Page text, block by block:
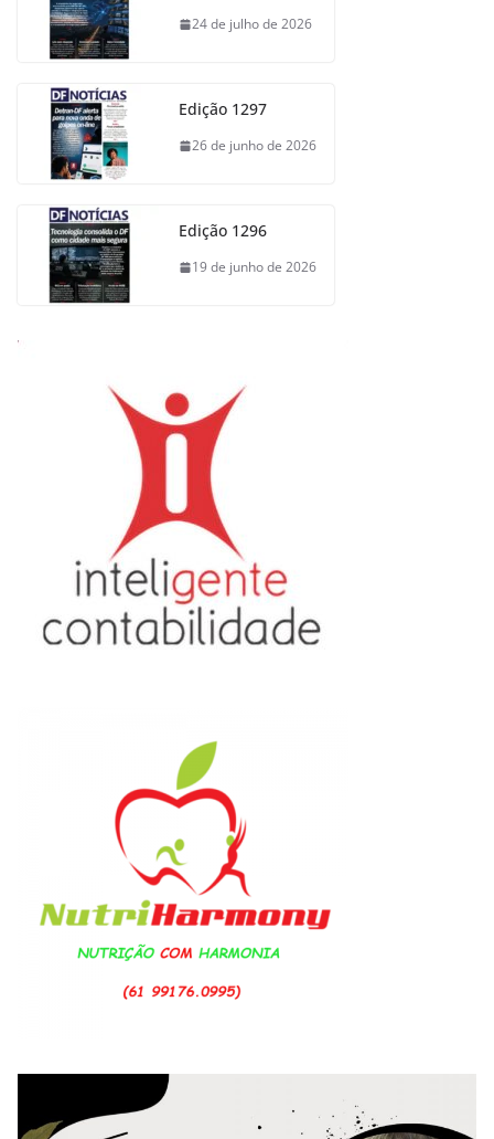
24 de julho de 2026
Edição 1297
26 de junho de 2026
Edição 1296
19 de junho de 2026